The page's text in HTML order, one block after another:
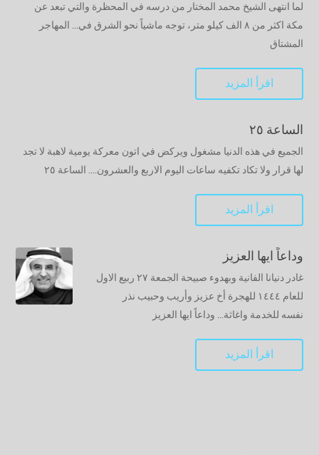
لما انتهى الشيخ محمد المختار من درسه في المحظرة والتي تبعد عن
مكة اكثر من ٨ الف كيلو متر، توجه ماشياً نحو الشرق في... المهاجر
المشتاق
اقرأ المزيد
الساعة ٢٥
الجميع في هذه الدنيا مشغول ويركض في اتون معركة يومية لاهبة لا تجد
لها قرار ولا تكاد تكفيه ساعات اليوم الاربع والعشرون.... الساعة ٢٥
اقرأ المزيد
وداعاً ايها العزيز
غادر دنيانا الفانية وبهدوء صبيحة الجمعة ٢٧ ربيع الاول
للعام ١٤٤٤ للهجرة أخ عزيز وأريب وحبيب نذر
نفسه للخدمة واغاثة... وداعاً ايها العزيز
اقرأ المزيد